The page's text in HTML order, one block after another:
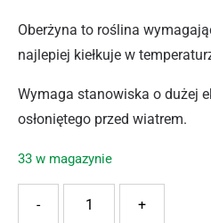
Oberżyna to roślina
najlepiej kiełkuje w
Wymaga stanowiska o dużej
osłoniętego przed wiatrem.
33 w magazynie
ilość PNOS BAKŁAŻAN
+
-